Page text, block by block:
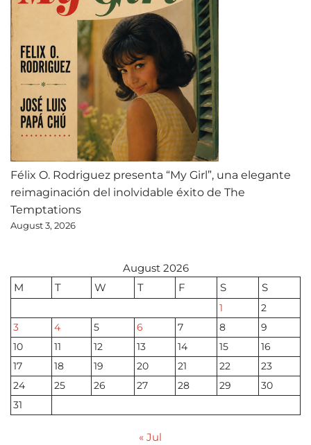
Félix O. Rodriguez presenta “My Girl”, una elegante
reimaginación del inolvidable éxito de The
Temptations
August 3, 2026
August 2026
M
T W T F S S
1
2
3
4 5 6 7 8
9
10
11 12 13 14 15
16
17
18 19 20 21 22
23
24
25 26 27 28 29
30
31
« Jul